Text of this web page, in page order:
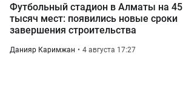
Футбольный стадион в Алматы на 45
тысяч мест: появились новые сроки
завершения строительства
Данияр Каримжан 4 августа 17:27